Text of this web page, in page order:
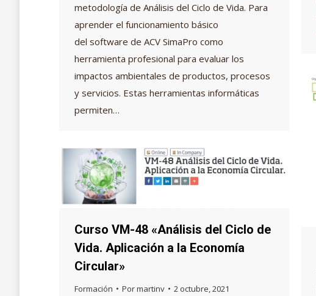
metodología de Análisis del Ciclo de Vida. Para
aprender el funcionamiento básico
del software de ACV SimaPro como
herramienta profesional para evaluar los
impactos ambientales de productos, procesos
y servicios. Estas herramientas informáticas
permiten…
Curso VM-48 «Análisis del Ciclo de
Vida. Aplicación a la Economía
Circular»
Formación Pormartinv 2 octubre, 2021